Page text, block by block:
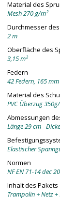
Material des
Mesh 270 g/m²
Durchmesser
2 m
Oberfläche des
3,15 m²
Federn
42 Federn, 165 mm
Material des
PVC Überzug
Abmessungen
Länge 29 cm -
Elastischer
Normen
NF EN 71-14 dec
Inhalt des Pakets
Trampolin + Netz +